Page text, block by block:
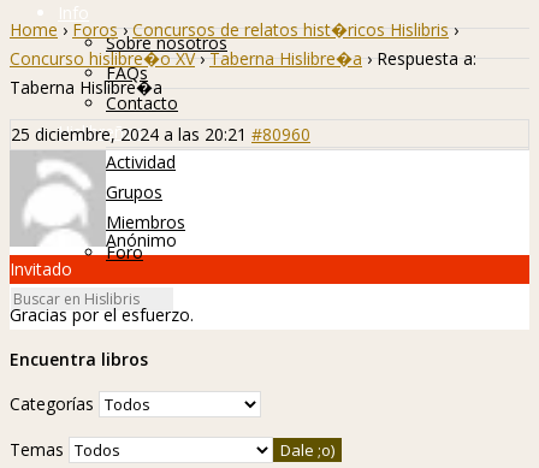
Info
Sobre nosotros
FAQs
Contacto
Hislibreños
Actividad
Grupos
Miembros
Foro
Home › Foros › Concursos de relatos hist�ricos Hislibris ›
Concurso hislibre�o XV › Taberna Hislibre�a › Respuesta a:
Taberna Hislibre�a
25 diciembre, 2024 a las 20:21 #80960
Anónimo
Invitado
Gracias por el esfuerzo.
Encuentra libros
Categorías
Temas